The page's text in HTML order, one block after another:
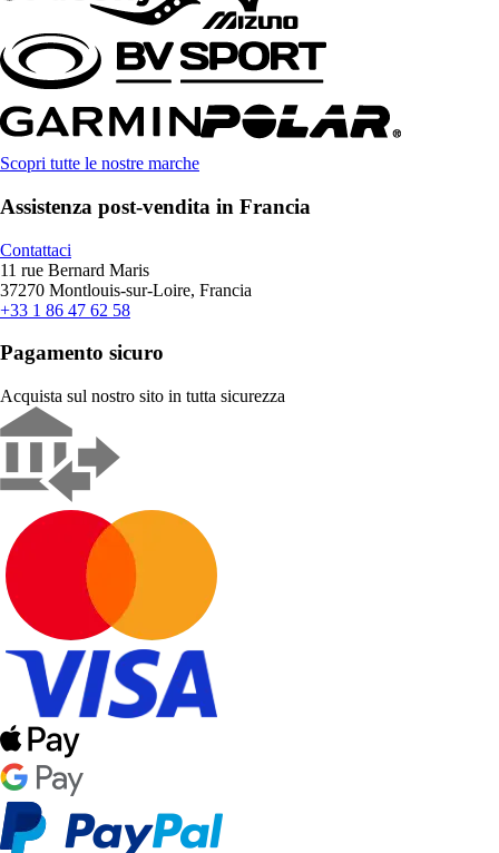
Scopri tutte le nostre marche
Assistenza post-vendita in Francia
Contattaci
11 rue Bernard Maris
37270 Montlouis-sur-Loire, Francia
+33 1 86 47 62 58
Pagamento sicuro
Acquista sul nostro sito in tutta sicurezza